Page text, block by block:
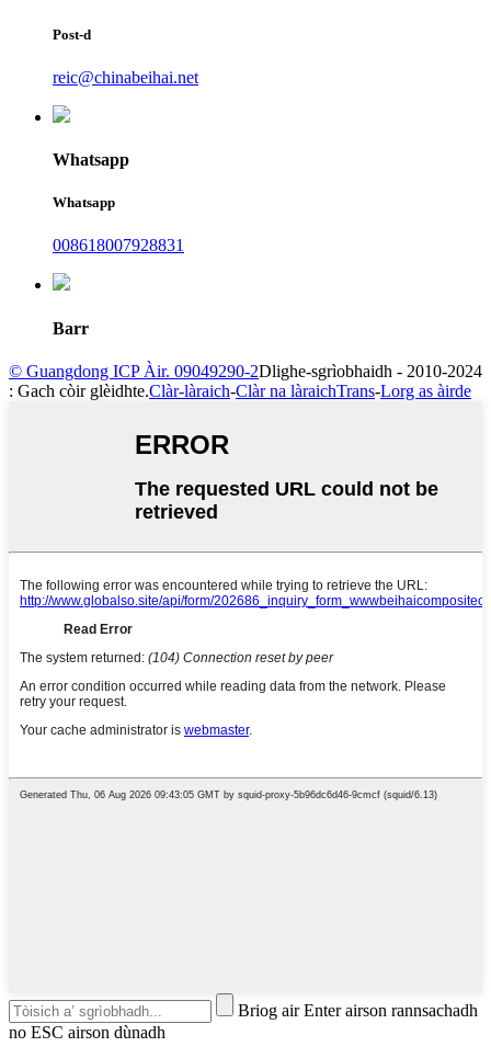
Post-d
reic@chinabeihai.net
Whatsapp
Whatsapp
008618007928831
Barr
© Guangdong ICP Àir. 09049290-2Dlighe-sgrìobhaidh - 2010-2024
: Gach còir glèidhte.Clàr-làraich-Clàr na làraichTrans-Lorg as àirde
Briog air Enter airson rannsachadh
no ESC airson dùnadh